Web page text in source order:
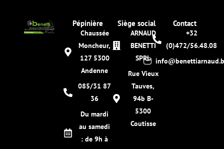
Pépinière
Chaussée
Moncheur,
127 5300
Andenne
085/31 87
36
Du mardi
au samedi
: de 9h à
Siège social
ARNAUD
BENETTI
SPRL
Rue Vieux
Tauves,
94b B-
5300
Coutisse
Contact
+32
(0)472/56.48.08